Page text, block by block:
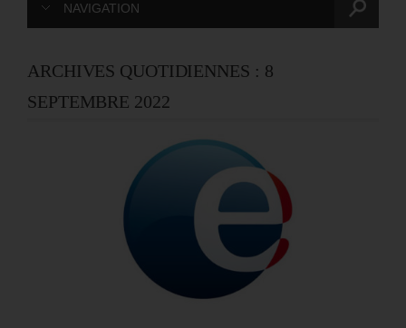
NAVIGATION
ARCHIVES QUOTIDIENNES : 8
SEPTEMBRE 2022